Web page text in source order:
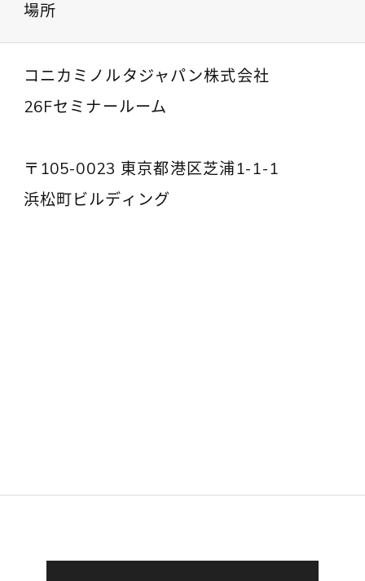
場所
コニカミノルタジャパン株式会社
26Fセミナールーム
〒105-0023 東京都港区芝浦1-1-1
浜松町ビルディング